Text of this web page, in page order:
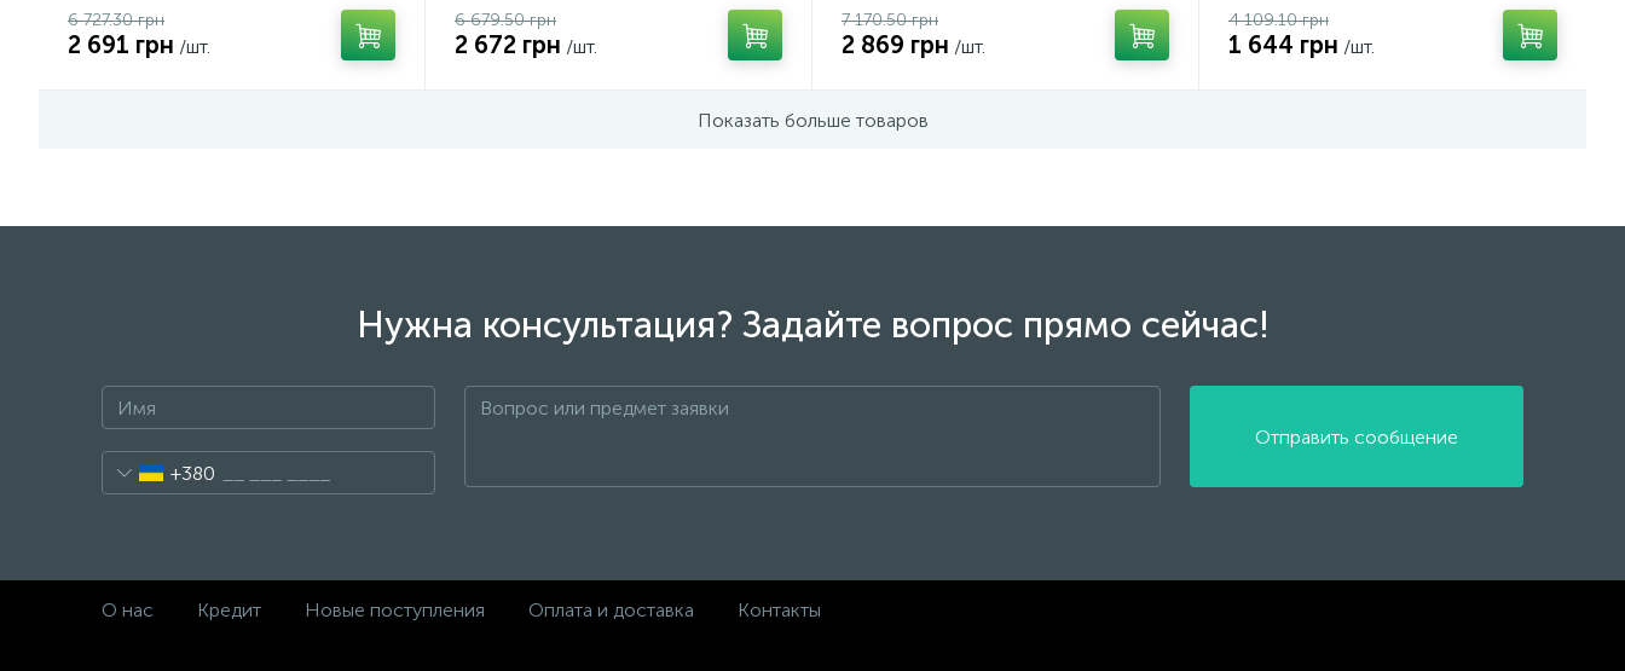
6 727.30 грн
2 691 грн /шт.
6 679.50 грн
2 672 грн /шт.
7 170.50 грн
2 869 грн /шт.
4 109.10 грн
1 644 грн /шт.
Показать больше товаров
Нужна консультация? Задайте вопрос прямо сейчас!
+380
Отправить сообщение
О нас Кредит Новые поступления Оплата и доставка Контакты